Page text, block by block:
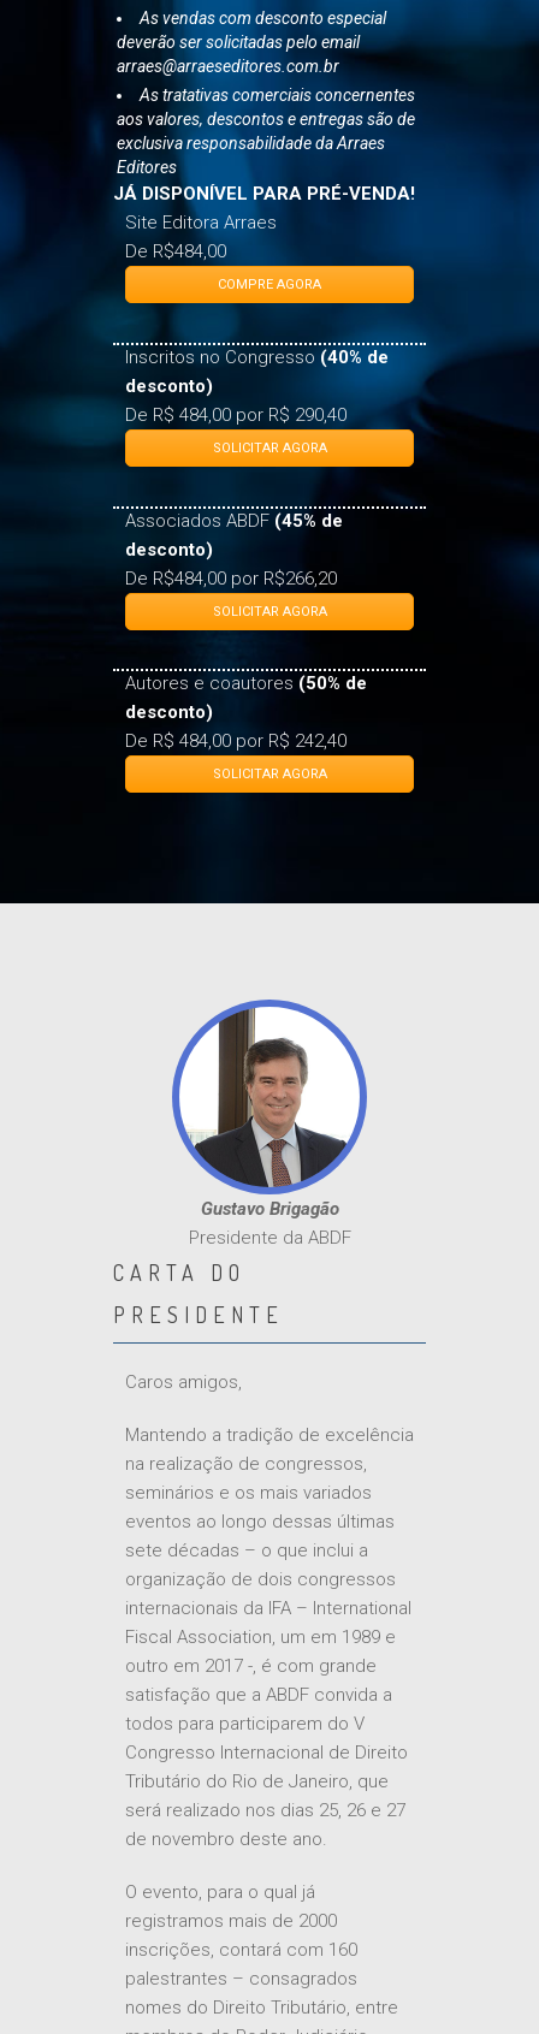
arraes@arraeseditores.com.br
As tratativas comerciais concernentes
aos valores, descontos e entregas são de
exclusiva responsabilidade da Arraes
Editores
JÁ DISPONÍVEL PARA PRÉ-VENDA!
Site Editora Arraes
De R$484,00
desconto)
De R$ 484,00 por R$ 290,40
SOLICITAR AGORA
desconto)
De R$484,00 por R$266,20
SOLICITAR AGORA
desconto)
De R$ 484,00 por R$ 242,40
SOLICITAR AGORA
Gustavo Brigagão
Presidente da ABDF
CARTA DO
PRESIDENTE
Caros amigos,
Mantendo a tradição de excelência
seminários e os mais variados
eventos ao longo dessas últimas
organização de dois congressos
internacionais da IFA – International
Fiscal Association, um em 1989 e
satisfação que a ABDF convida a
todos para participarem do V
Congresso Internacional de Direito
Tributário do Rio de Janeiro, que
será realizado nos dias 25, 26 e 27
O evento, para o qual já
inscrições, contará com 160
palestrantes – consagrados
nomes do Direito Tributário, entre
membros do Poder Judiciário,